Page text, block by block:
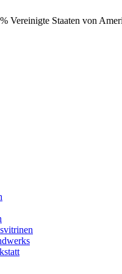
Vereinigte Staaten von